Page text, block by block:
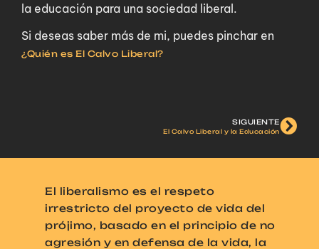
la educación para una sociedad liberal.
Si deseas saber más de mi, puedes pinchar en
¿Quién es El Calvo Liberal?
SIGUIENTE
El Calvo Liberal y la Educación
El liberalismo es el respeto
irrestricto del proyecto de vida del
prójimo, basado en el principio de no
agresión y en defensa de la vida, la